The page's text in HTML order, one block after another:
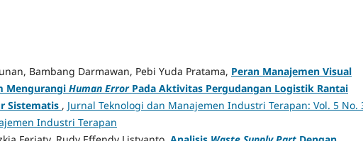
Bambang Darmawan, Pebi Yuda Pratama, Peran Manajemen Visual
Mengurangi Human ErrorPada Aktivitas Pergudangan Logistik Rantai
Sistematis , Jurnal Teknologi dan Manajemen Industri Terapan: Vol. 5 No.
Industri Terapan